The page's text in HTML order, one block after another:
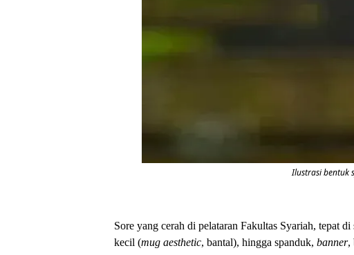
Ilustrasi bentuk
Sore yang cerah di pelataran Fakultas Syariah, tepat
kecil (mug aesthetic, bantal), hingga spanduk, banner,